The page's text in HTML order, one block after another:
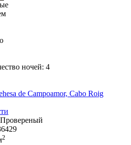
ночей: 4
de Campoamor, Cabo Roig
Провереный
2